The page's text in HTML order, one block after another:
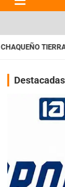
fue sede de la
Destacadas